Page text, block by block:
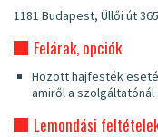
1181 Budapest, Üllői út
Felárak, opciók
Hozott hajfesték
amiről a
Lemondási